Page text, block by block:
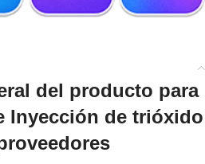
del producto para
Inyección de trióxido